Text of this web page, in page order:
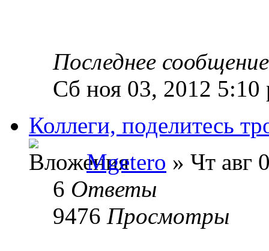
Последнее
Сб ноя 03, 2012 5:10
Коллеги, поделитесь
Mgetero » Чт авг
6 Ответы
9476 Просмотры